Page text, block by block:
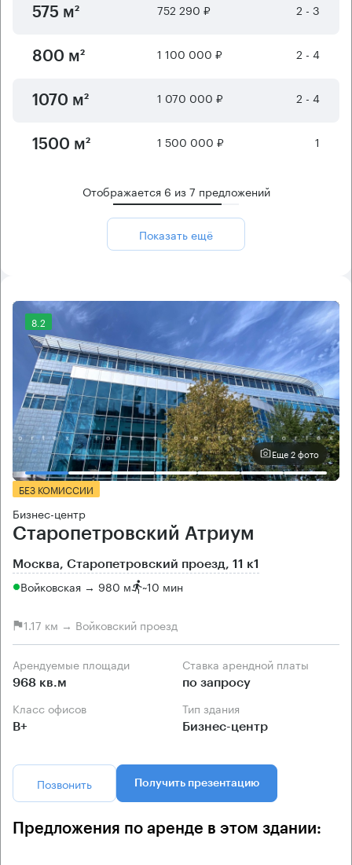
575 м² 752 290 ₽ 2 - 3
800 м² 1 100 000 ₽ 2 - 4
1070 м² 1 070 000 ₽ 2 - 4
1500 м² 1 500 000 ₽ 1
Отображается 6 из7 предложений
Показать ещё
8.2
Еще 2 фото
БЕЗ КОМИССИИ
Бизнес-центр
Старопетровский Атриум
Москва, Старопетровский проезд, 11 к1
Войковская → 980 м ~10 мин
1.17 км → Войковский проезд
Арендуемые площади
968 кв.м
Ставка арендной платы
по запросу
Класс офисов
B+
Тип здания
Бизнес-центр
Позвонить Получить презентацию
Предложения по аренде в этом здании: